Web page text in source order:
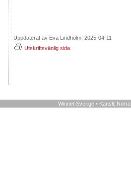
Uppdaterat av Eva Lindholm, 2025-04-11
Utskriftsvänlig sida
Winnet Sverige • Kansli: